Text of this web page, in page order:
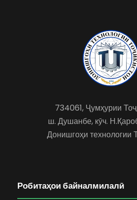
734061, Ҷумҳурии
ш. Душанбе, кӯч.
Донишгоҳи технологии
Робитаҳои байналмилалӣ